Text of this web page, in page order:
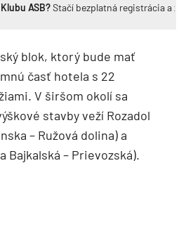
ASB?Stačí bezplatná registrácia a
blok, ktorý bude mať
časť hotela s 22
V širšom okolí sa
stavby veží Rozadol
– Ružová dolina) a
Bajkalská – Prievozská).